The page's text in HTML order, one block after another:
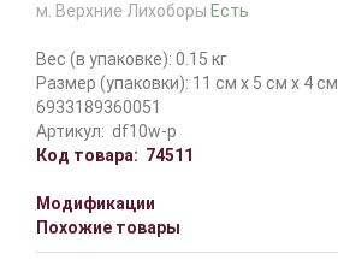
м. Верхние Лихоборы Есть
Вес (в упаковке): 0.15 кг
Размер (упаковки): 11 см x 5 см x 4 см
6933189360051
Артикул: df10w-p
Код товара: 74511
Модификации
Похожие товары